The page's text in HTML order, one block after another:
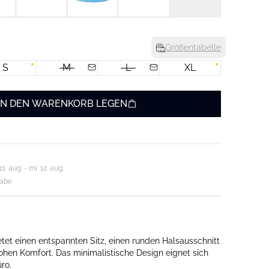
Größentabelle
S M L
XL
DEN WARENKORB LEGEN
aug. - mi. 12. aug.
einen entspannten Sitz, einen runden Halsausschnitt
Komfort. Das minimalistische Design eignet sich